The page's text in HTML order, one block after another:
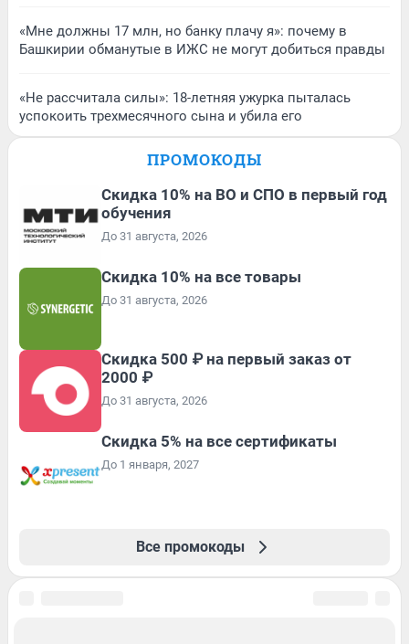
«Мне должны 17 млн, но банку плачу я»: почему в
Башкирии обманутые в ИЖС не могут добиться правды
«Не рассчитала силы»: 18-летняя ужурка пыталась
успокоить трехмесячного сына и убила его
ПРОМОКОДЫ
Скидка 10% на ВО и СПО в первый год
обучения
До 31 августа, 2026
Скидка 10% на все товары
До 31 августа, 2026
Скидка 500 ₽ на первый заказ от
2000 ₽
До 31 августа, 2026
Скидка 5% на все сертификаты
До 1 января, 2027
Все промокоды